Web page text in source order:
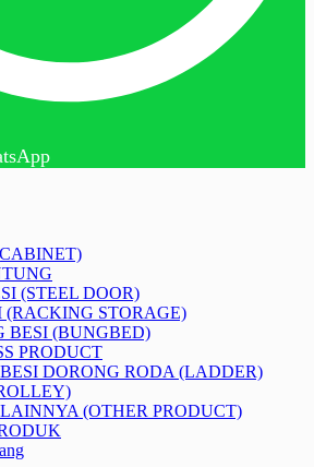
(STEEL DOOR)
(RACKING STORAGE)
BESI (BUNGBED)
PRODUCT
DORONG RODA (LADDER)
(OTHER PRODUCT)